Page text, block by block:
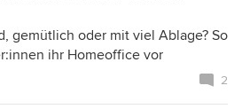
gemütlich oder mit viel Ablage? So
ihr Homeoffice vor
2